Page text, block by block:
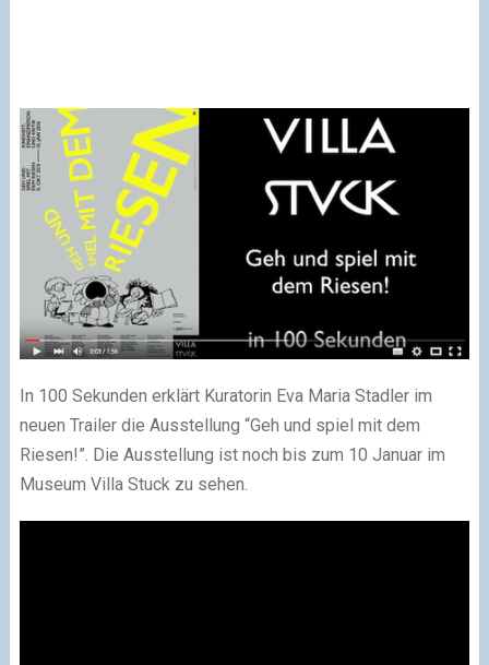
In 100 Sekunden erklärt Kuratorin Eva Maria Stadler im
neuen Trailer die Ausstellung “Geh und spiel mit dem
Riesen!”. Die Ausstellung ist noch bis zum 10 Januar im
Museum Villa Stuck zu sehen.